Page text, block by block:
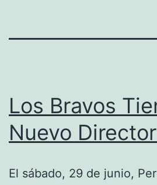
Los Bravos
Nuevo
El sábado, 29 de junio,